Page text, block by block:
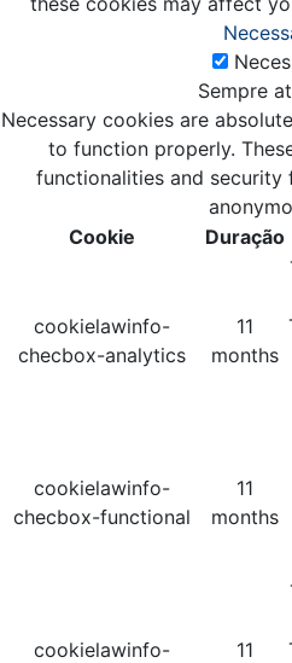
Sempre
Necessary cookies are
to function properly.
functionalities and security
Cookie
Duração
cookielawinfo-
checbox-analytics
11
months
cookielawinfo-
checbox-functional
11
months
cookielawinfo-
11